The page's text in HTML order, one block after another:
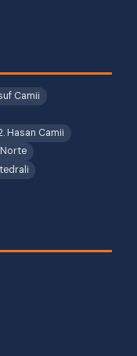
Camii
Hasan Camii